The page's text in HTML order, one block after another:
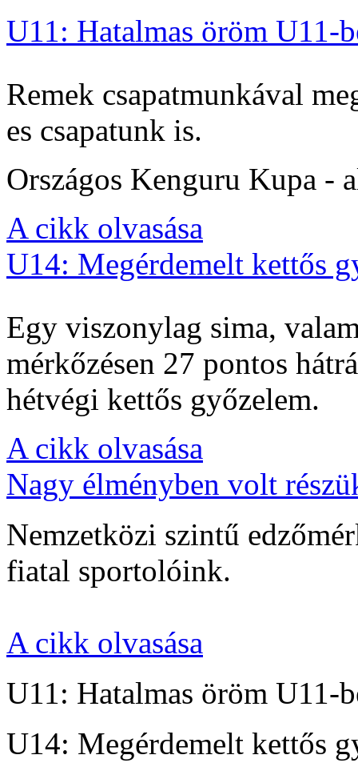
U11: Hatalmas öröm U11-
Remek csapatmunkával
es csapatunk is.
Országos Kenguru Kupa -
A cikk olvasása
U14: Megérdemelt kettős
Egy viszonylag sima,
mérkőzésen 27 pontos
hétvégi kettős győzelem.
A cikk olvasása
Nagy élményben volt
Nemzetközi szintű
fiatal sportolóink.
A cikk olvasása
U11: Hatalmas öröm U11-
U14: Megérdemelt kettős